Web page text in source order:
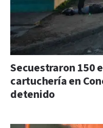
Secuestraron 150
cartuchería en
detenido